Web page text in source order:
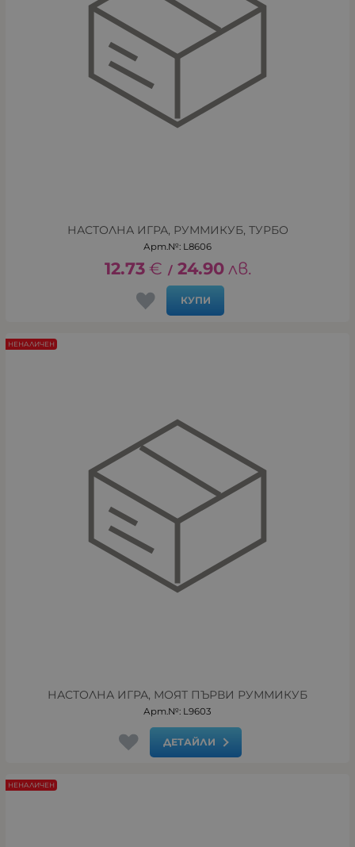
НАСТОЛНА ИГРА, РУММИКУБ, ТУРБО
Арт.№: L8606
12.73 € / 24.90 лв.
КУПИ
НАСТОЛНА ИГРА, МОЯТ ПЪРВИ РУММИКУБ
Арт.№: L9603
ДЕТАЙЛИ
НЕНАЛИЧЕН
НЕНАЛИЧЕН